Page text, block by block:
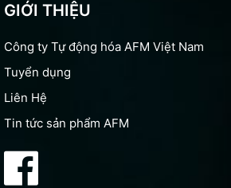
GIỚI THIỆU
Công ty Tự động hóa AFM Việt Nam
Tuyển dụng
Liên Hệ
Tin tức sản phẩm AFM